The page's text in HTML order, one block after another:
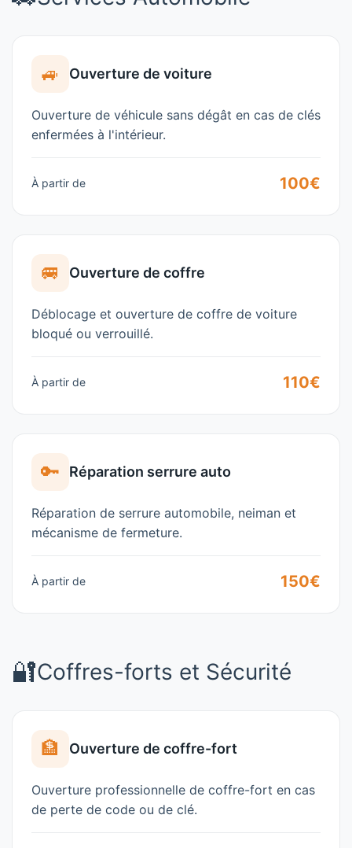
🚙 Ouverture de voiture
Ouverture de véhicule sans dégât en cas de clés
enfermées à l'intérieur.
À partir de 100€
🚐 Ouverture de coffre
Déblocage et ouverture de coffre de voiture
bloqué ou verrouillé.
À partir de 110€
🔑 Réparation serrure auto
Réparation de serrure automobile, neiman et
mécanisme de fermeture.
À partir de 150€
🔐Coffres-forts et Sécurité
🏦 Ouverture de coffre-fort
Ouverture professionnelle de coffre-fort en cas
de perte de code ou de clé.